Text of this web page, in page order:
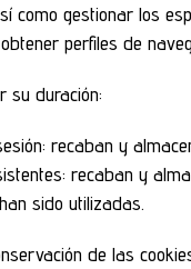
como gestionar los
perfiles de
su duración:
recaban y
recaban y
sido utilizadas.
de las